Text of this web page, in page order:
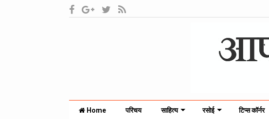
Home परिचय साहित्य रसोई टिप्स कॉर्नर